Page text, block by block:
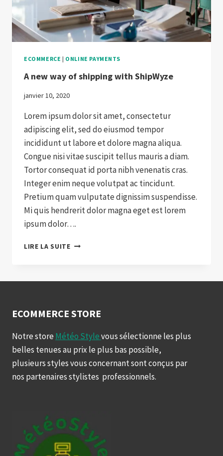
ECOMMERCE | ONLINE PAYMENTS
A new way of shipping with ShipWyze
janvier 10, 2020
Lorem ipsum dolor sit amet, consectetur
adipiscing elit, sed do eiusmod tempor
incididunt ut labore et dolore magna aliqua.
Congue nisi vitae suscipit tellus mauris a diam.
Tortor consequat id porta nibh venenatis cras.
Integer enim neque volutpat ac tincidunt.
Pretium quam vulputate dignissim suspendisse.
Mi quis hendrerit dolor magna eget est lorem
ipsum dolor….
LIRE LA SUITEA
ECOMMERCE STORE
Notre store Météo Stylevous sélectionne les plus
belles tenues au prix le plus bas possible,
plusieurs styles vous concernant sont conçus par
nos partenaires stylistes professionnels.